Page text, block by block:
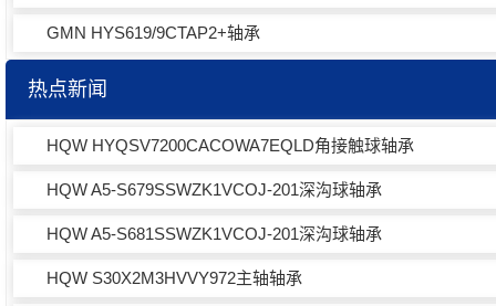
GMN HYS619/9CTAP2+轴承
热点新闻
HQW HYQSV7200CACOWA7EQLD角接触球轴承
HQW A5-S679SSWZK1VCOJ-201深沟球轴承
HQW A5-S681SSWZK1VCOJ-201深沟球轴承
HQW S30X2M3HVVY972主轴轴承